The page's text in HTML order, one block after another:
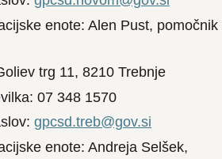
enote: Alen Pust, pomočnik
trg 11, 8210 Trebnje
07 348 1570
gpcsd.treb@gov.si
enote: Andreja Selšek,